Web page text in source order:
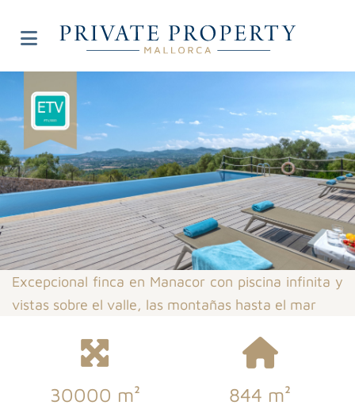
Excepcional finca en Manacor con piscina infinita y
vistas sobre el valle, las montañas hasta el mar
30000 m² 844 m²